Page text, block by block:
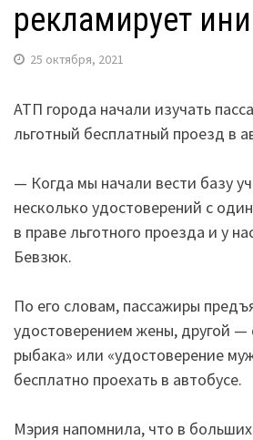
рекламирует
25 октября, 2021
АТП города начали изучать
льготный бесплатный проезд в
— Когда мы начали вести базу
несколько удостоверений с
в праве льготного проезда и у
Бевзюк.
По его словам, пассажиры
удостоверением жены, другой
рыбака» или «удостоверение
бесплатно проехать в автобусе.
Мэрия напомнила, что в